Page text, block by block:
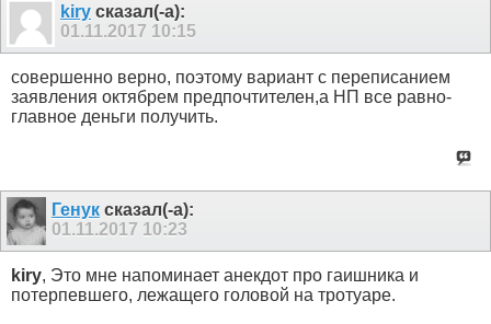
kiry сказал(-а):
01.11.2017 10:15
совершенно верно, поэтому вариант с переписанием
заявления октябрем предпочтителен,а НП все равно-
главное деньги получить.
Генук сказал(-а):
01.11.2017 10:23
kiry, Это мне напоминает анекдот про гаишника и
потерпевшего, лежащего головой на тротуаре.